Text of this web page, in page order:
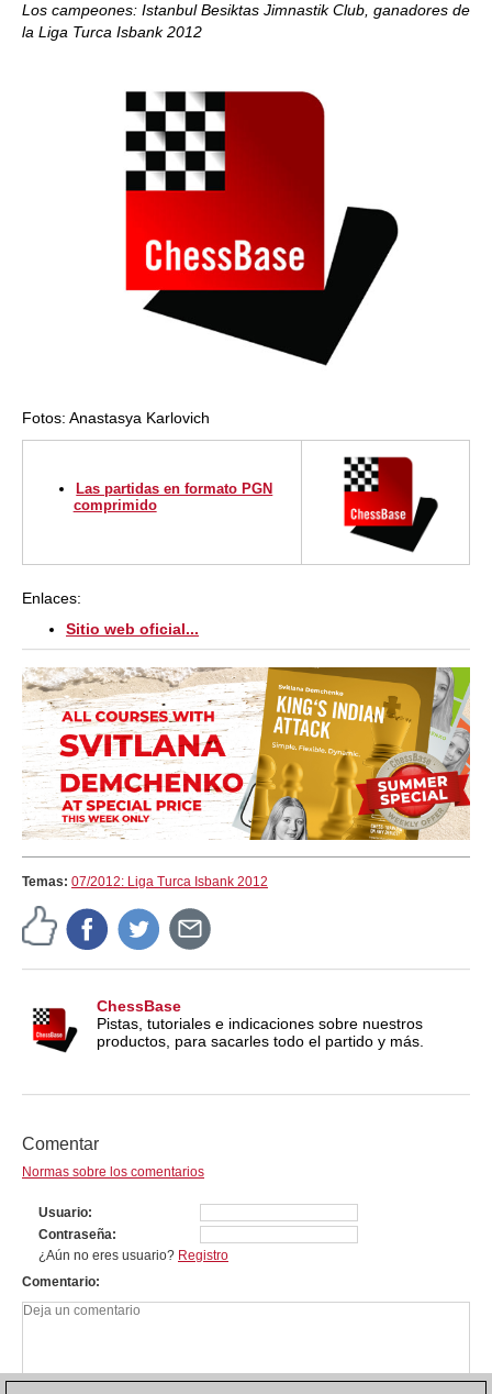
Los campeones: Istanbul Besiktas Jimnastik Club, ganadores de
la Liga Turca Isbank 2012
Fotos: Anastasya Karlovich
Las partidas en formato PGN
comprimido
Enlaces:
Sitio web oficial...
Temas: 07/2012: Liga Turca Isbank 2012
ChessBase
Pistas, tutoriales e indicaciones sobre nuestros
productos, para sacarles todo el partido y más.
Comentar
Normas sobre los comentarios
Usuario
Contraseña
¿Aún no eres usuario? Registro
Comentario